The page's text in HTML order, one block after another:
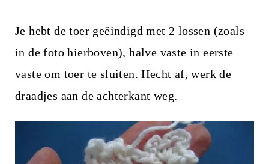
Je hebt de toer geëindigd met 2 lossen (zoals
in de foto hierboven), halve vaste in eerste
vaste om toer te sluiten. Hecht af, werk de
draadjes aan de achterkant weg.